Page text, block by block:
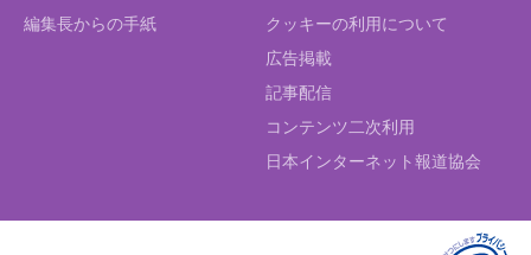
編集長からの手紙
クッキーの利用について
広告掲載
記事配信
コンテンツ二次利用
日本インターネット報道協会